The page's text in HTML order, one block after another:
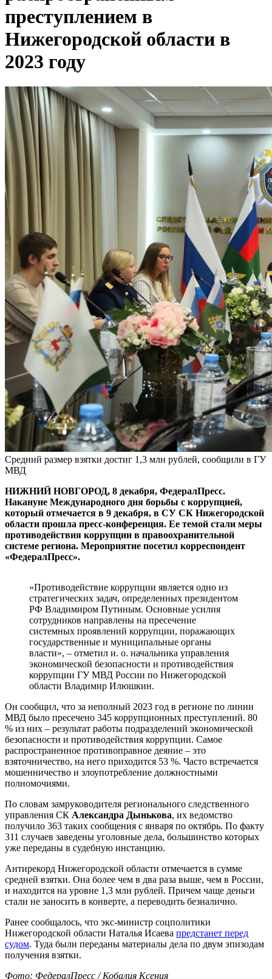
преступлением в
Нижегородской области в
2023 году
Средний размер взятки достиг 1,3 млн рублей, сообщили в ГУ
МВД
НИЖНИЙ НОВГОРОД, 8 декабря, ФедералПресс.
Накануне Международного дня борьбы с коррупцией,
который отмечается в 9 декабря, в СУ СК Нижегородской
области прошла пресс-конференция. Ее темой стали меры
противодействия коррупции в правоохранительной
системе региона. Мероприятие посетил корреспондент
«ФедералПресс».
«Противодействие коррупции является одно из
стратегических задач, определенных президентом
РФ Владимиром Путиным. Основные усилия
сотрудников направлены на пресечение
системных проявлений коррупции, поражающих
государственные и муниципальные органы
власти», – отметил и. о. начальника управления
экономической безопасности и противодействия
коррупции ГУ МВД России по Нижегородской
области Владимир Илюшкин.
Он сообщил, что за неполный 2023 год в регионе по линии
МВД было пресечено 345 коррупционных преступлений. 80
% из них – результат работы подразделений экономической
безопасности и противодействия коррупции. Самое
распространенное противоправное деяние – это
взяточничество, на него приходится 53 %. Часто встречается
мошенничество и злоупотребление должностными
полномочиями.
По словам замруководителя регионального следственного
управления СК Александра Дынькова, их ведомство
получило 363 таких сообщения с января по октябрь. По факту
311 случаев заведены уголовные дела, большинство которых
уже переданы в судебную инстанцию.
Антирекорд Нижегородской области отмечается в сумме
средней взятки. Она более чем в два раза выше, чем в России,
и находится на уровне 1,3 млн рублей. Причем чаще деньги
стали не заносить в конверте, а переводить безналично.
Ранее сообщалось, что экс-министр соцполитики
Нижегородской области Наталья Исаева предстанет перед
судом. Туда были переданы материалы дела по двум эпизодам
получения взятки.
Фото: ФедералПресс / Кобалия Ксения